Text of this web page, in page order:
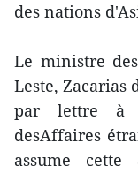
des nations
Le ministre
Leste, Zacarias
par lettre à
desAffaires
assume cette